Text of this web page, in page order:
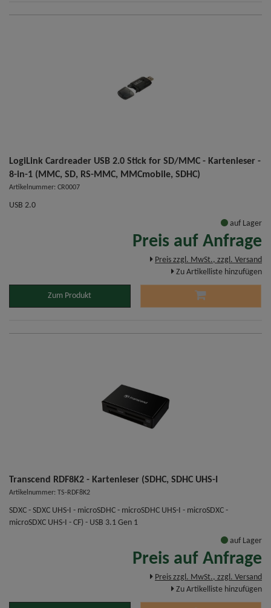
LogiLink Cardreader USB 2.0 Stick for SD/MMC - Kartenleser -
8-in-1 (MMC, SD, RS-MMC, MMCmobile, SDHC)
Artikelnummer: CR0007
USB 2.0
auf Lager
Preis auf Anfrage
Preis zzgl. MwSt., zzgl. Versand
Zu Artikelliste hinzufügen
Zum Produkt
Transcend RDF8K2 - Kartenleser (SDHC, SDHC UHS-I
Artikelnummer: TS-RDF8K2
SDXC - SDXC UHS-I - microSDHC - microSDHC UHS-I - microSDXC -
microSDXC UHS-I - CF) - USB 3.1 Gen 1
auf Lager
Preis auf Anfrage
Preis zzgl. MwSt., zzgl. Versand
Zu Artikelliste hinzufügen